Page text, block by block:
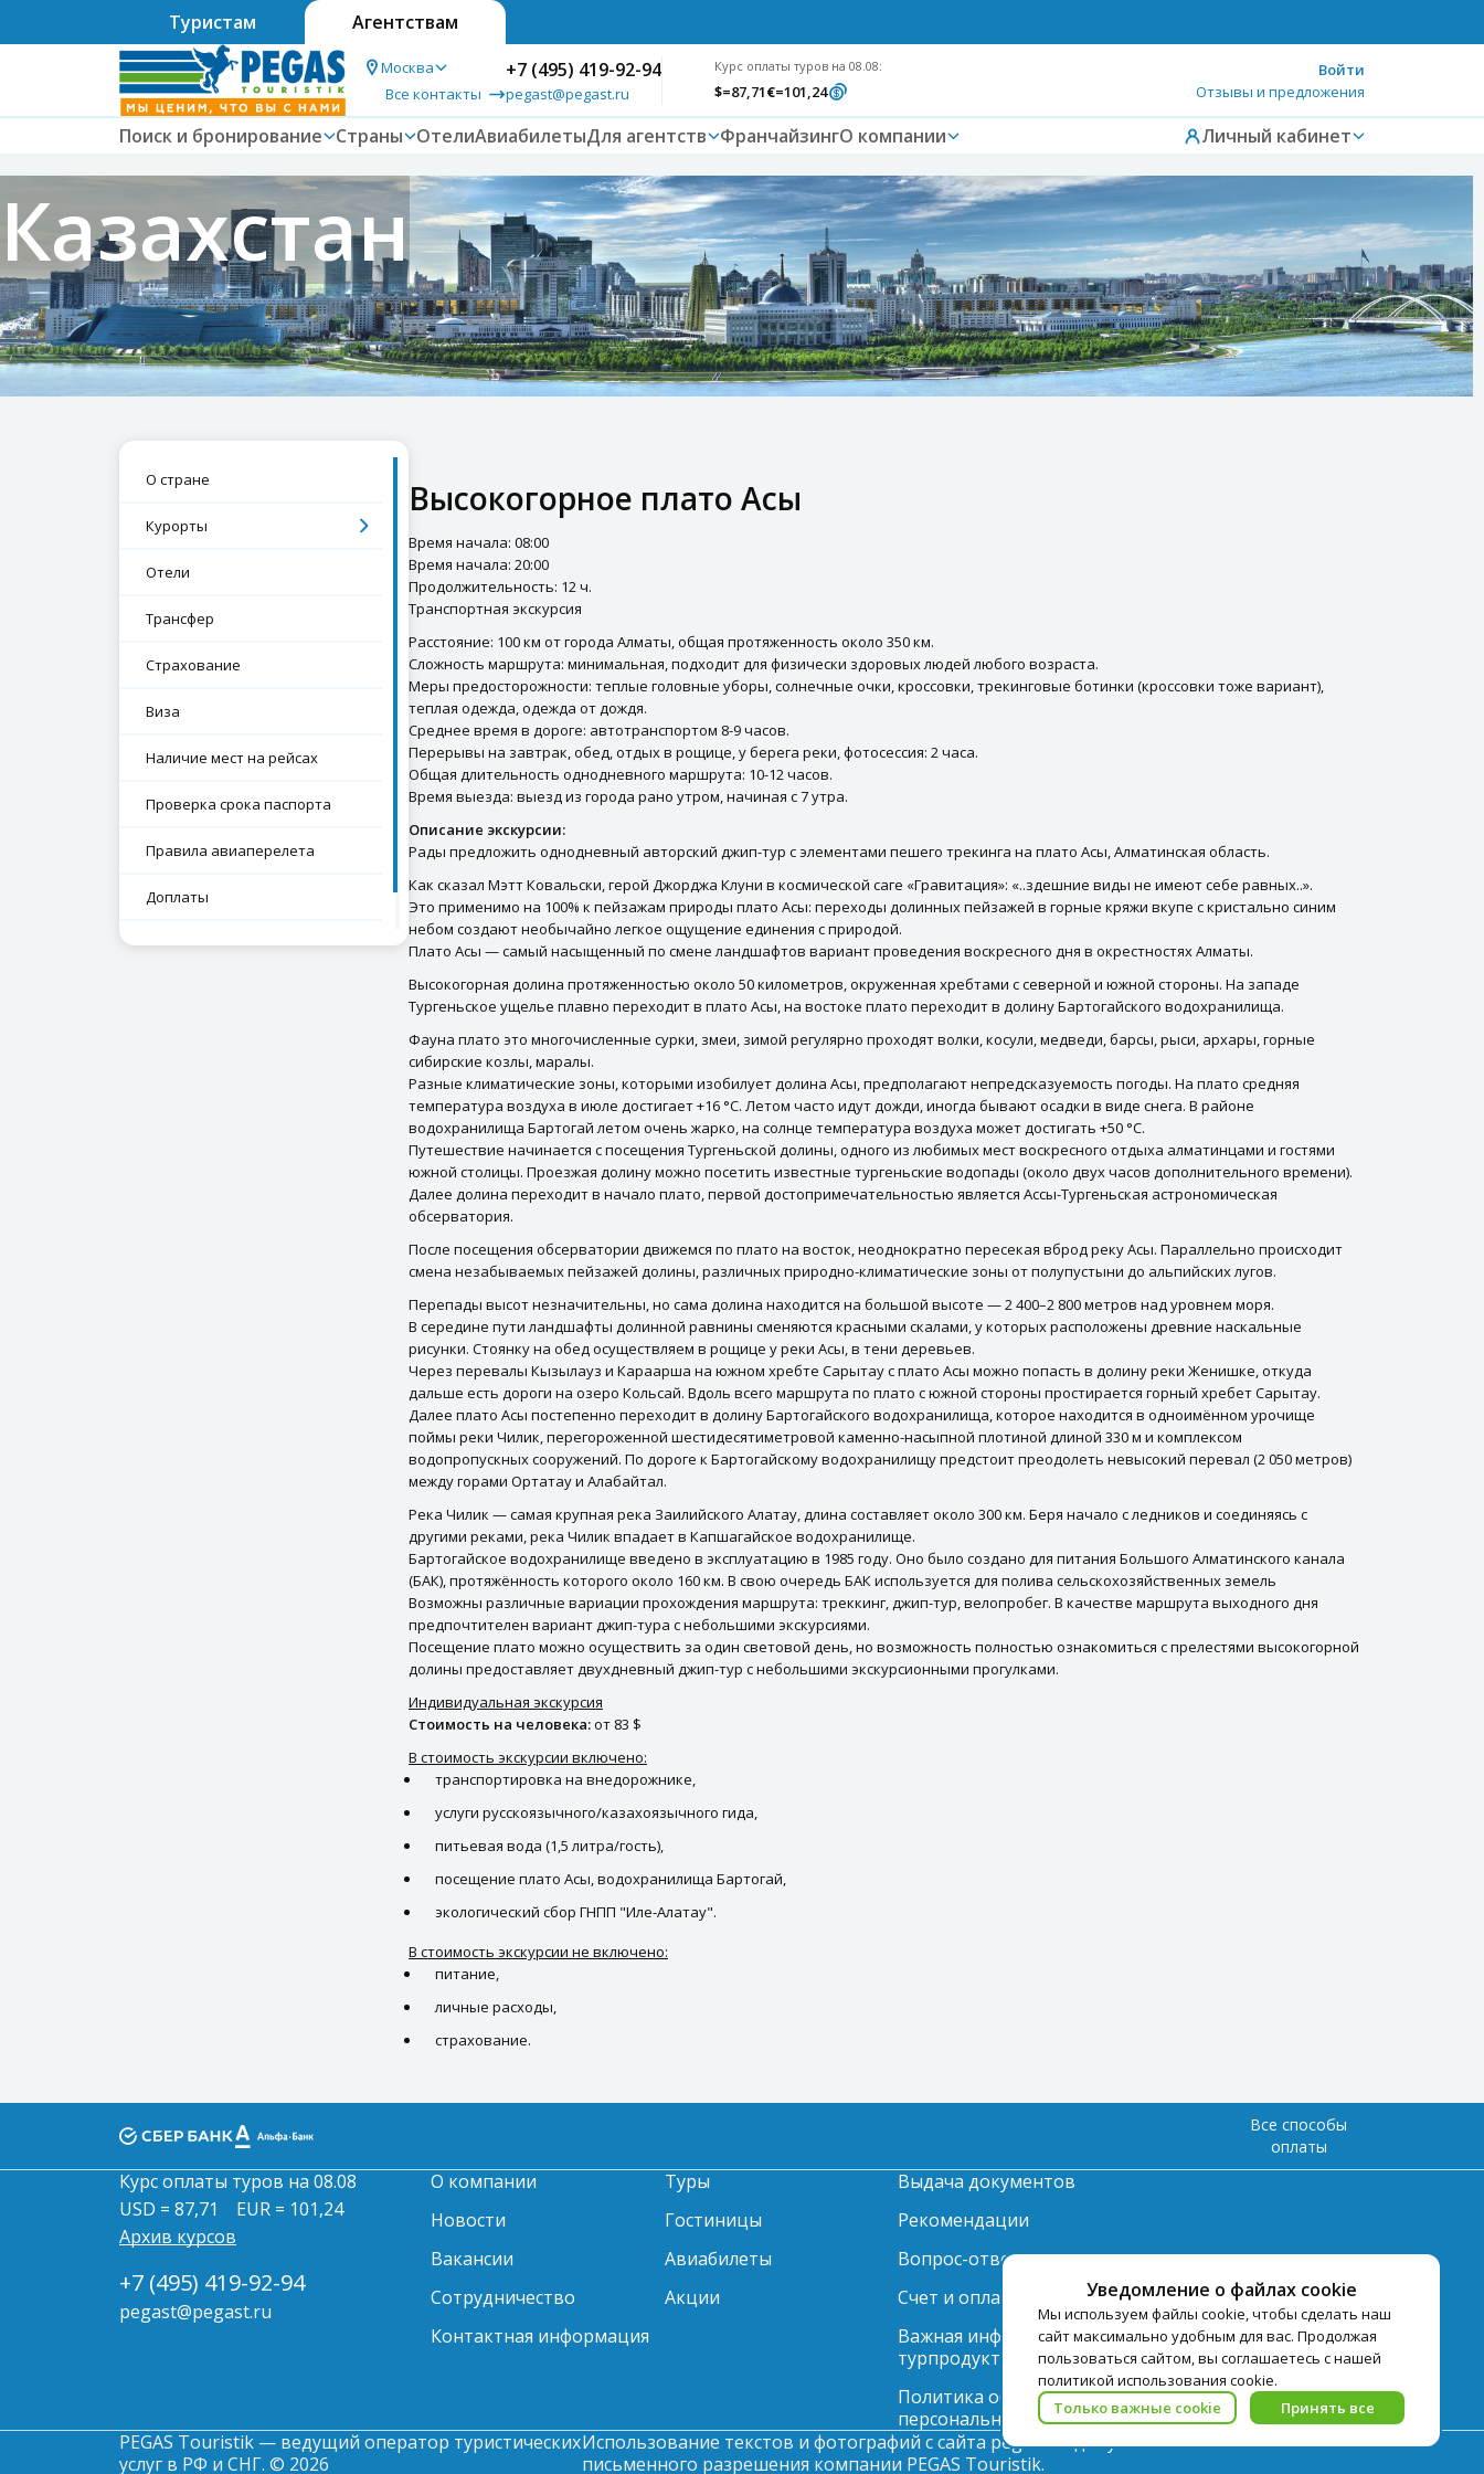
Туристам Агентствам
Москва
Все контакты
+7 (495) 419-92-94
pegast@pegast.ru
Курс оплаты туров на 08.08:
$=87,71€=101,24
Войти
Отзывы и предложения
Поиск и бронирование Страны ОтелиАвиабилетыДля агентств ФранчайзингО компании Личный кабинет
Казахстан
О стране
Курорты
Отели
Трансфер
Страхование
Виза
Наличие мест на рейсах
Проверка срока паспорта
Правила авиаперелета
Доплаты
Памятка туриста
Высокогорное плато Асы
Время начала: 08:00
Время начала: 20:00
Продолжительность: 12 ч.
Транспортная экскурсия
Расстояние: 100 км от города Алматы, общая протяженность около 350 км.
Сложность маршрута: минимальная, подходит для физически здоровых людей любого возраста.
Меры предосторожности: теплые головные уборы, солнечные очки, кроссовки, трекинговые ботинки (кроссовки тоже вариант),
теплая одежда, одежда от дождя.
Среднее время в дороге: автотранспортом 8-9 часов.
Перерывы на завтрак, обед, отдых в рощице, у берега реки, фотосессия: 2 часа.
Общая длительность однодневного маршрута: 10-12 часов.
Время выезда: выезд из города рано утром, начиная с 7 утра.
Описание экскурсии:
Рады предложить однодневный авторский джип-тур с элементами пешего трекинга на плато Асы, Алматинская область.
Как сказал Мэтт Ковальски, герой Джорджа Клуни в космической саге «Гравитация»: «..здешние виды не имеют себе равных..».
Это применимо на 100% к пейзажам природы плато Асы: переходы долинных пейзажей в горные кряжи вкупе с кристально синим
небом создают необычайно легкое ощущение единения с природой.
Плато Асы — самый насыщенный по смене ландшафтов вариант проведения воскресного дня в окрестностях Алматы.
Высокогорная долина протяженностью около 50 километров, окруженная хребтами с северной и южной стороны. На западе
Тургеньское ущелье плавно переходит в плато Асы, на востоке плато переходит в долину Бартогайского водохранилища.
Фауна плато это многочисленные сурки, змеи, зимой регулярно проходят волки, косули, медведи, барсы, рыси, архары, горные
сибирские козлы, маралы.
Разные климатические зоны, которыми изобилует долина Асы, предполагают непредсказуемость погоды. На плато средняя
температура воздуха в июле достигает +16 °С. Летом часто идут дожди, иногда бывают осадки в виде снега. В районе
водохранилища Бартогай летом очень жарко, на солнце температура воздуха может достигать +50 °С.
Путешествие начинается с посещения Тургеньской долины, одного из любимых мест воскресного отдыха алматинцами и гостями
южной столицы. Проезжая долину можно посетить известные тургеньские водопады (около двух часов дополнительного времени).
Далее долина переходит в начало плато, первой достопримечательностью является Ассы-Тургеньская астрономическая
обсерватория.
После посещения обсерватории движемся по плато на восток, неоднократно пересекая вброд реку Асы. Параллельно происходит
смена незабываемых пейзажей долины, различных природно-климатические зоны от полупустыни до альпийских лугов.
Перепады высот незначительны, но сама долина находится на большой высоте — 2 400–2 800 метров над уровнем моря.
В середине пути ландшафты долинной равнины сменяются красными скалами, у которых расположены древние наскальные
рисунки. Стоянку на обед осуществляем в рощице у реки Асы, в тени деревьев.
Через перевалы Кызылауз и Караарша на южном хребте Сарытау с плато Асы можно попасть в долину реки Женишке, откуда
дальше есть дороги на озеро Кольсай. Вдоль всего маршрута по плато с южной стороны простирается горный хребет Сарытау.
Далее плато Асы постепенно переходит в долину Бартогайского водохранилища, которое находится в одноимённом урочище
поймы реки Чилик, перегороженной шестидесятиметровой каменно-насыпной плотиной длиной 330 м и комплексом
водопропускных сооружений. По дороге к Бартогайскому водохранилищу предстоит преодолеть невысокий перевал (2 050 метров)
между горами Ортатау и Алабайтал.
Река Чилик — самая крупная река Заилийского Алатау, длина составляет около 300 км. Беря начало с ледников и соединяясь с
другими реками, река Чилик впадает в Капшагайское водохранилище.
Бартогайское водохранилище введено в эксплуатацию в 1985 году. Оно было создано для питания Большого Алматинского канала
(БАК), протяжённость которого около 160 км. В свою очередь БАК используется для полива сельскохозяйственных земель
Возможны различные вариации прохождения маршрута: треккинг, джип-тур, велопробег. В качестве маршрута выходного дня
предпочтителен вариант джип-тура с небольшими экскурсиями.
Посещение плато можно осуществить за один световой день, но возможность полностью ознакомиться с прелестями высокогорной
долины предоставляет двухдневный джип-тур с небольшими экскурсионными прогулками.
Индивидуальная экскурсия
Стоимость на человека:от 83 $
В стоимость экскурсии включено:
транспортировка на внедорожнике,
услуги русскоязычного/казахоязычного гида,
питьевая вода (1,5 литра/гость),
посещение плато Асы, водохранилища Бартогай,
экологический сбор ГНПП "Иле-Алатау".
В стоимость экскурсии не включено:
питание,
личные расходы,
страхование.
Уведомление о файлах cookie
Мы используем файлы cookie, чтобы сделать наш
сайт максимально удобным для вас. Продолжая
пользоваться сайтом, вы соглашаетесь с нашей
политикой использования cookie.
Только важные cookie
Принять все
Все способы
оплаты
Курс оплаты туров на 08.08
USD = 87,71
EUR = 101,24
Архив курсов
+7 (495) 419-92-94
pegast@pegast.ru
О компании
Новости
Вакансии
Сотрудничество
Контактная информация
Туры
Гостиницы
Авиабилеты
Акции
Выдача документов
Рекомендации
Вопрос-ответ
Счет и оплата
Важная информация по
турпродукту
Политика обработки
персональных данных
PEGAS Touristik — ведущий оператор туристических
услуг в РФ и СНГ. © 2026
Использование текстов и фотографий с сайта pegast.ru допускается только с
письменного разрешения компании PEGAS Touristik.